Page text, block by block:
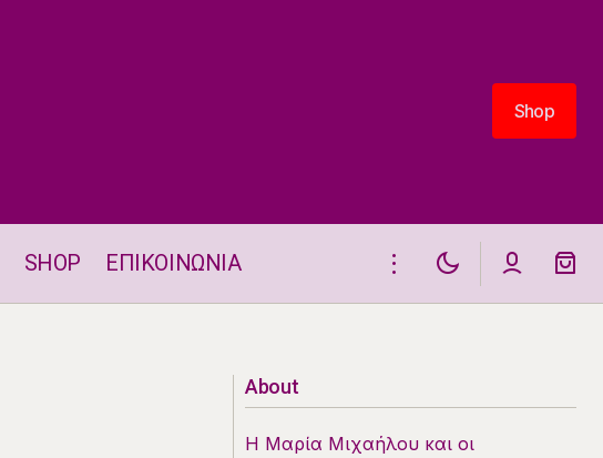
Shop
Shop
SHOP ΕΠΙΚΟΙΝΩΝΙΑ
About
Η Μαρία Μιχαήλου και οι